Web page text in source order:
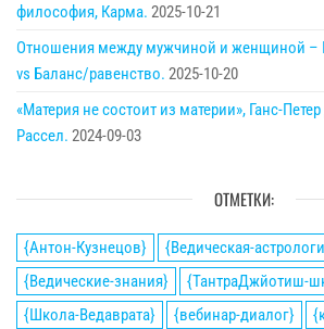
философия, Карма. 2025-10-21
Отношения между мужчиной и женщиной –
vs Баланс/равенство. 2025-10-20
«Материя не состоит из материи», Ганс-
Рассел. 2024-09-03
ОТМЕТКИ:
{Антон-Кузнецов}
{Ведическая-
{Ведические-знания}
{ТантраДжйотиш-
{Школа-Ведаврата}
{вебинар-диалог}